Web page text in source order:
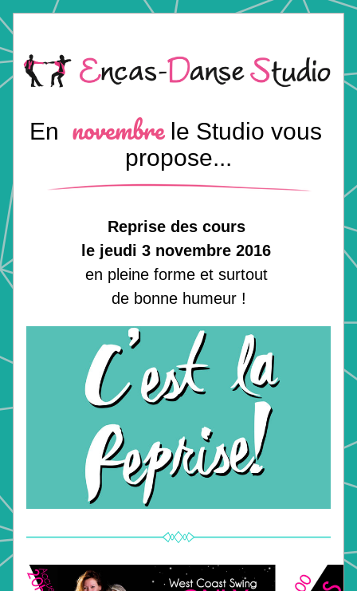
En novembre le Studio vous
propose...
Reprise des cours
le jeudi 3 novembre 2016
en pleine forme et surtout
de bonne humeur !